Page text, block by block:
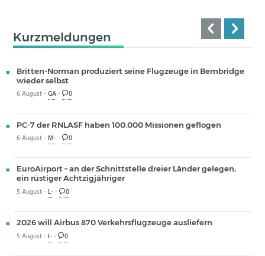
Kurzmeldungen
Britten-Norman produziert seine Flugzeuge in Bembridge
wieder selbst
6 August -GA- 0
PC-7 der RNLASF haben 100.000 Missionen geflogen
6 August -M-- 0
EuroAirport – an der Schnittstelle dreier Länder gelegen,
ein rüstiger Achtzigjähriger
5 August -L-- 0
2026 will Airbus 870 Verkehrsflugzeuge ausliefern
5 August - I-- 0